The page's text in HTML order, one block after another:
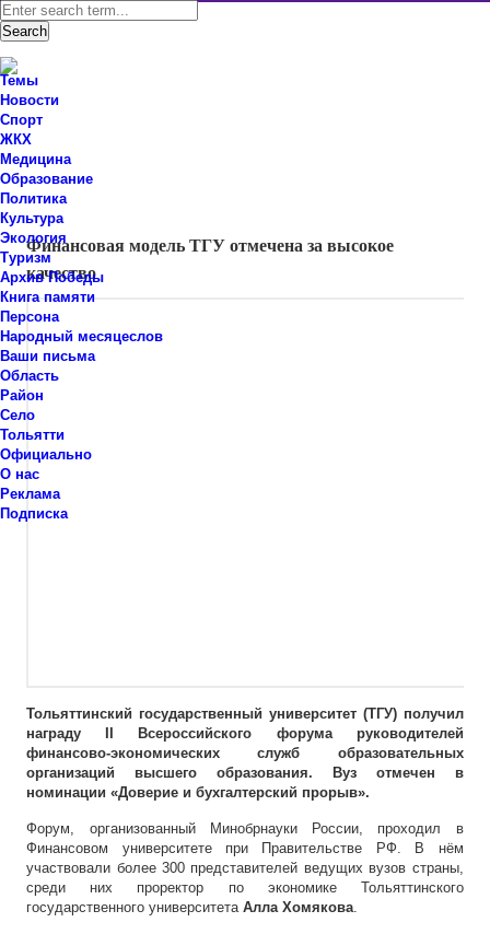
Финансовая модель ТГУ отмечена за высокое
качество
Тольяттинский государственный университет (ТГУ) получил
награду II Всероссийского форума руководителей
финансово-экономических служб образовательных
организаций высшего образования. Вуз отмечен в
номинации «Доверие и бухгалтерский прорыв».
Форум, организованный Минобрнауки России, проходил в
Финансовом университете при Правительстве РФ. В нём
участвовали более 300 представителей ведущих вузов страны,
среди них проректор по экономике Тольяттинского
государственного университетаАлла Хомякова.
Темы
Новости
Спорт
ЖКХ
Медицина
Образование
Политика
Культура
Экология
Туризм
Архив Победы
Книга памяти
Персона
Народный месяцеслов
Ваши письма
Область
Район
Село
Тольятти
Официально
О нас
Реклама
Подписка